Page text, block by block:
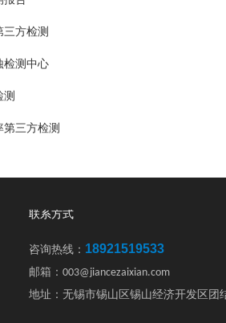
方检测
检测中心
测
三方检测
联系方式
咨询热线： 18921519533
邮箱：003@jiancezaixian.com
地址：无锡市锡山区锡山经济开发区团